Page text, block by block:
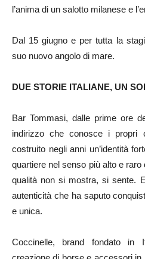
l’anima di un salotto milanese e
Dal 15 giugno e per tutta la
suo nuovo angolo di mare.
DUE STORIE ITALIANE, UN
Bar Tommasi, dalle prime ore
indirizzo che conosce i
costruito negli anni un’identità
quartiere nel senso più alto e
qualità non si mostra, si sente.
autenticità che ha saputo
e unica.
Coccinelle, brand fondato in